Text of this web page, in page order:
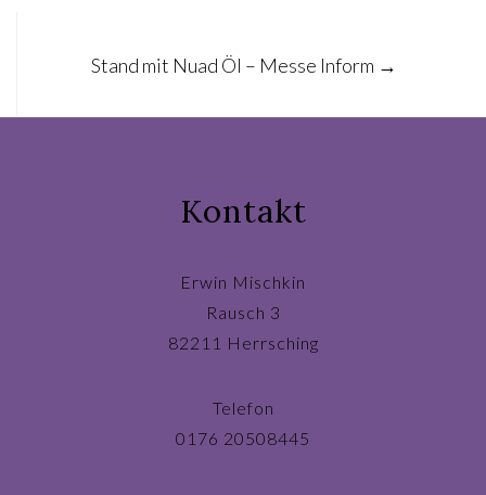
Stand mit Nuad Öl – Messe Inform →
Kontakt
Erwin Mischkin
Rausch 3
82211 Herrsching
Telefon
0176 20508445